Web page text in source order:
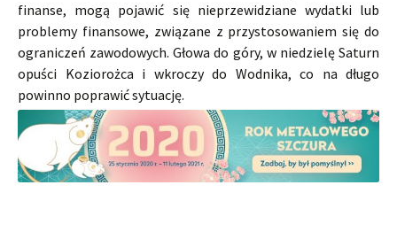
finanse, mogą pojawić się nieprzewidziane wydatki lub
problemy finansowe, związane z przystosowaniem się do
ograniczeń zawodowych. Głowa do góry, w niedzielę Saturn
opuści Koziorożca i wkroczy do Wodnika, co na długo
powinno poprawić sytuację.